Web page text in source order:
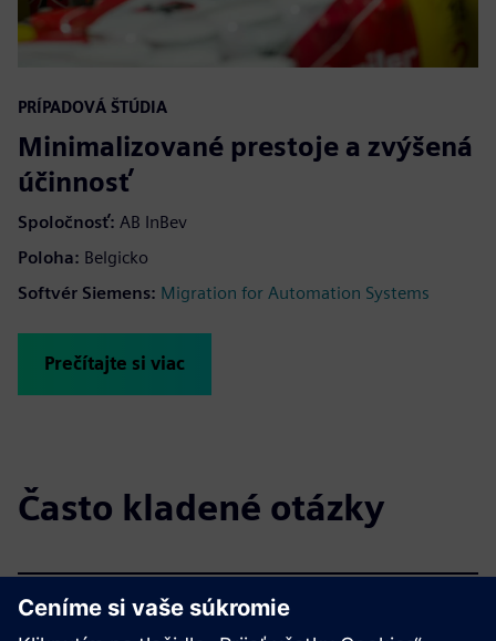
PRÍPADOVÁ ŠTÚDIA
Minimalizované prestoje a zvýšená
účinnosť
Spoločnosť: AB InBev
Poloha: Belgicko
Softvér Siemens: Migration for Automation Systems
Prečítajte si viac
Často kladené otázky
Ako je ponuka štruktúrovaná?